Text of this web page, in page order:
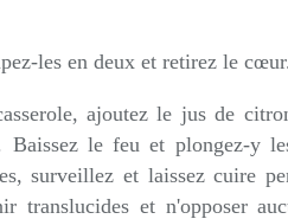
les en deux et retirez le cœur.
ajoutez le jus de
le feu et plongez-y
surveillez et laissez cuire
translucides et n'opposer